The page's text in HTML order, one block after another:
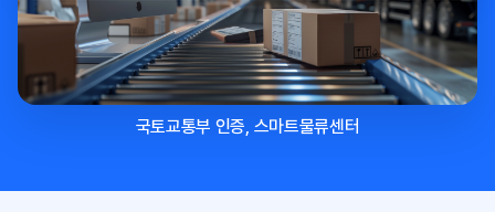
국토교통부 인증, 스마트물류센터